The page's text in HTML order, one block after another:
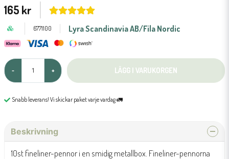
165 kr
6771100 Lyra Scandinavia AB/Fila Nordic
- + LÄGG I VARUKORGEN
Snabb leverans! Vi skickar paket varje vardag 🚛
Beskrivning
10st fineliner-pennor i en smidig metallbox. Fineliner-pennorna